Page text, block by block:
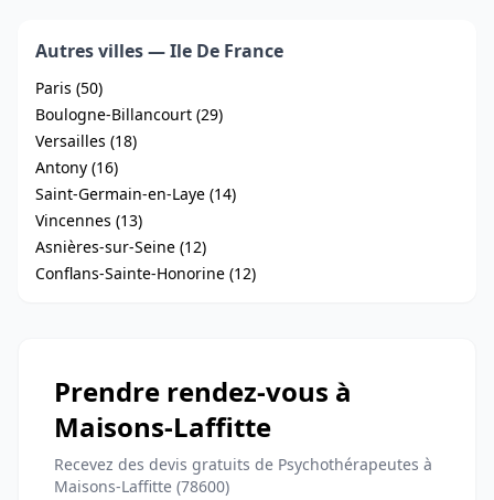
Autres villes — Ile De France
Paris (50)
Boulogne-Billancourt (29)
Versailles (18)
Antony (16)
Saint-Germain-en-Laye (14)
Vincennes (13)
Asnières-sur-Seine (12)
Conflans-Sainte-Honorine (12)
Prendre rendez-vous à
Maisons-Laffitte
Recevez des devis gratuits de Psychothérapeutes à
Maisons-Laffitte (78600)